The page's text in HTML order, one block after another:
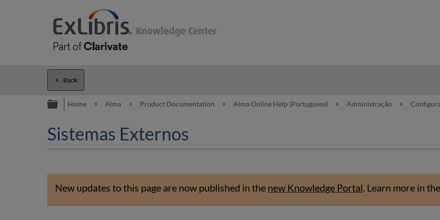
Back
Expand/collapse global hierarchy
Home Alma Product Documentation Alma Online Help (Portuguese) Administração
Sistemas Externos
New updates to this page are now published in the new Knowledge Portal. Learn more in the